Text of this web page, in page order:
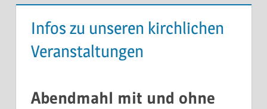
Infos zu unseren kirchlichen
Veranstaltungen
Abendmahl mit und ohne